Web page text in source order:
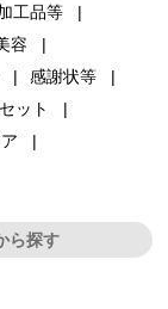
工品等
容
感謝状等
ット
ら探す